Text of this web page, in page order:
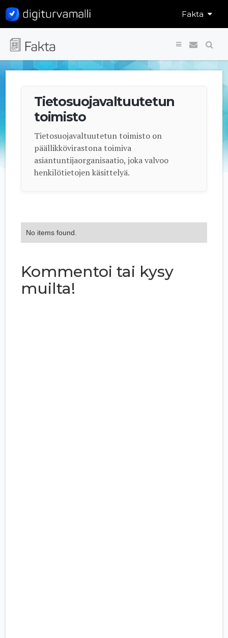
Fakta 



Tietosuojavaltuutetun
toimisto
Tietosuojavaltuutetun toimisto on
päällikkövirastona toimiva
asiantuntijaorganisaatio, joka valvoo
henkilötietojen käsittelyä.
No items found.
Kommentoi tai kysy
muilta!